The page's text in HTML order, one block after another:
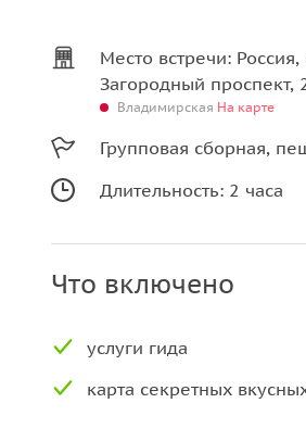
Место встречи:
Загородный проспект,
Владимирская На карте
Групповая сборная,
Длительность: 2 часа
Что включено
услуги гида
карта секретных